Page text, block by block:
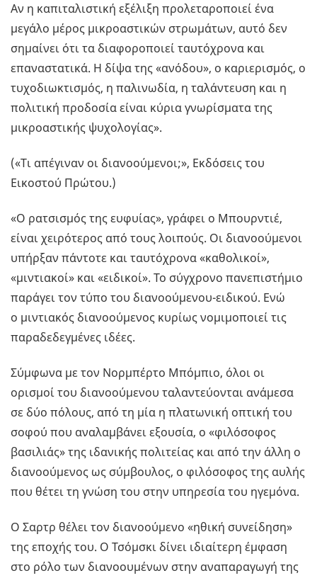
Αν η καπιταλιστική εξέλιξη προλεταροποιεί ένα
μεγάλο μέρος μικροαστικών στρωμάτων, αυτό δεν
σημαίνει ότι τα διαφοροποιεί ταυτόχρονα και
επαναστατικά. Η δίψα της «ανόδου», ο καριερισμός, ο
τυχοδιωκτισμός, η παλινωδία, η ταλάντευση και η
πολιτική προδοσία είναι κύρια γνωρίσματα της
μικροαστικής ψυχολογίας».
(«Τι απέγιναν οι διανοούμενοι;», Εκδόσεις του
Εικοστού Πρώτου.)
«Ο ρατσισμός της ευφυίας», γράφει ο Μπουρντιέ,
είναι χειρότερος από τους λοιπούς. Οι διανοούμενοι
υπήρξαν πάντοτε και ταυτόχρονα «καθολικοί»,
«μιντιακοί» και «ειδικοί». Το σύγχρονο πανεπιστήμιο
παράγει τον τύπο του διανοούμενου-ειδικού. Ενώ
ο μιντιακός διανοούμενος κυρίως νομιμοποιεί τις
παραδεδεγμένες ιδέες.
Σύμφωνα με τον Νορμπέρτο Μπόμπιο, όλοι οι
ορισμοί του διανοούμενου ταλαντεύονται ανάμεσα
σε δύο πόλους, από τη μία η πλατωνική οπτική του
σοφού που αναλαμβάνει εξουσία, ο «φιλόσοφος
βασιλιάς» της ιδανικής πολιτείας και από την άλλη ο
διανοούμενος ως σύμβουλος, ο φιλόσοφος της αυλής
που θέτει τη γνώση του στην υπηρεσία του ηγεμόνα.
Ο Σαρτρ θέλει τον διανοούμενο «ηθική συνείδηση»
της εποχής του. Ο Τσόμσκι δίνει ιδιαίτερη έμφαση
στο ρόλο των διανοουμένων στην αναπαραγωγή της